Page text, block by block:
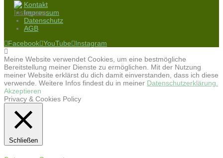
Kontakt
Impressum
Datenschutz
AGB
Facebook YouTube
Instagram
Meine Website verwendet Cookies, um eine bestmögliche
Bereitstellung meiner Dienste zu ermöglichen. Mit der Nutzung
meiner Website erklärst du dich damit einverstanden, dass ich diese
verwende. Weitere Infos findest du in meiner Datenschutzerklärung.
Akzeptieren
Privacy & Cookies Policy
Schließen